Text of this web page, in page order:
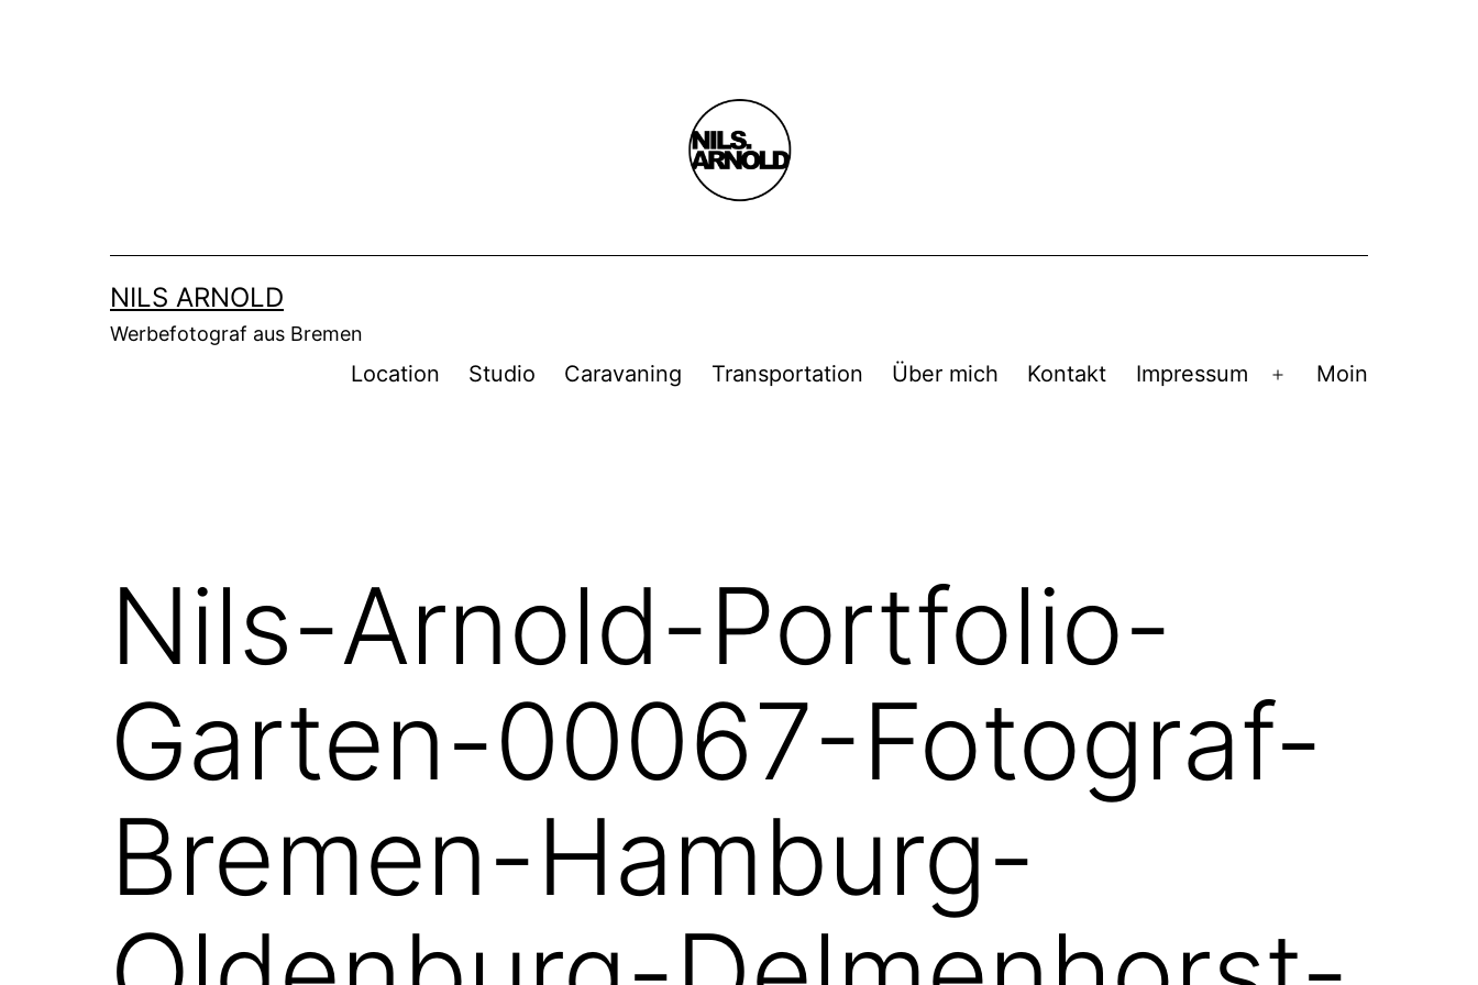
NILS ARNOLD
Werbefotograf aus Bremen
Location Studio Caravaning Transportation Über mich Kontakt Impressum
Menü
Moin
Nils-Arnold-Portfolio-
Garten-00067-Fotograf-
Bremen-Hamburg-